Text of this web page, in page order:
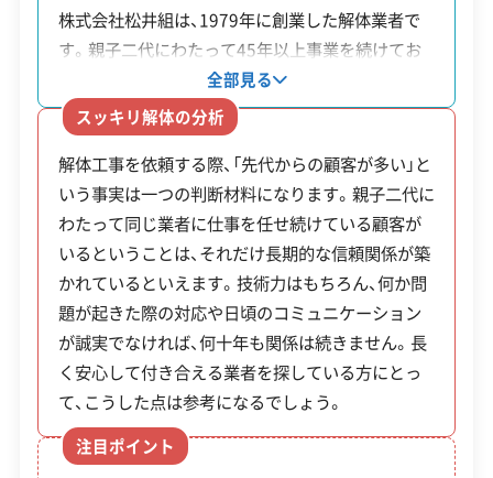
東山や西山の麓に広がる住宅地では、急な坂道や
「ひな壇造成地」が多く見られます。重機運搬車が坂
を登れない、敷地が道路より数メートル高い場所に
ある、といったケースでは、解体費用が嵩みます。ま
た、古い擁壁の安全性を確認する必要があり、場合
によっては擁壁自体の補強や造り替えが必要にな
ることもあります。
主な注意点：急坂による重機搬入制限、擁壁の老
朽化リスク、高低差に伴う足場・養生費
D. 郊外・遠隔山間エリア（北区北部、右京区京北、
左京区北部）
工事賠償責任保険 違反歴なし 表彰・受賞
現場清掃
ISO認証
電子マニフェスト 地域貢献・ボランティア
顧客対応・サービス(17)
自社ホームページ 無料見積もり 不要品回収
不要品買取
不動産取引
補助金・助成金申請 土地活用
滅失登記
建設リサイクル届
近隣挨拶
翌営業日連絡
クレジットカード
解体ローン SNS 土対応
日祝対応
※項目にカーソルを合わせると詳細な説明が表示されます。
株式会社松井組は、1979年に創業した解体業者で
す。親子二代にわたって45年以上事業を続けてお
り、現在も取引先の多くは先代からの顧客だといい
ます。一つの業者と長く付き合い続ける顧客が多い
という点は、同社の仕事ぶりを判断する上での参考
になるかもしれません。先代からの丁寧な仕事を受
け継ぐ一方で、現代表は環境への配慮にも力を入れ
ています。例えば、工事の際には低騒音の重機を使
用したり、解体で出た廃棄物を細かく分別してリサ
イクルしたりといった取り組みを徹底しています。
全部見る
スッキリ解体の分析
解体工事を依頼する際、「先代からの顧客が多い」と
いう事実は一つの判断材料になります。親子二代に
わたって同じ業者に仕事を任せ続けている顧客が
いるということは、それだけ長期的な信頼関係が築
かれているといえます。技術力はもちろん、何か問
題が起きた際の対応や日頃のコミュニケーション
が誠実でなければ、何十年も関係は続きません。長
く安心して付き合える業者を探している方にとっ
て、こうした点は参考になるでしょう。
注目ポイント